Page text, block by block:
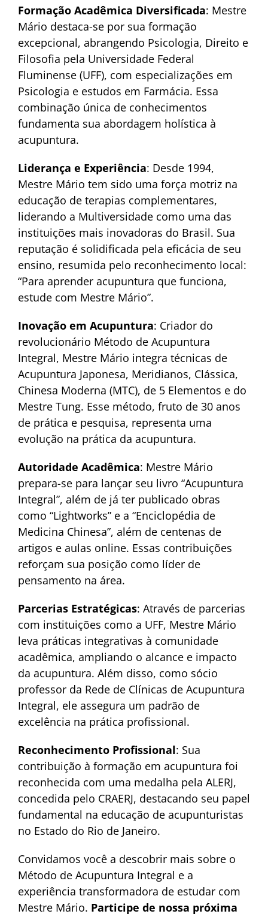
Formação Acadêmica Diversificada: Mestre
Mário destaca-se por sua formação
excepcional, abrangendo Psicologia, Direito e
Filosofia pela Universidade Federal
Fluminense (UFF), com especializações em
Psicologia e estudos em Farmácia. Essa
combinação única de conhecimentos
fundamenta sua abordagem holística à
acupuntura.
Liderança e Experiência: Desde 1994,
Mestre Mário tem sido uma força motriz na
educação de terapias complementares,
liderando a Multiversidade como uma das
instituições mais inovadoras do Brasil. Sua
reputação é solidificada pela eficácia de seu
ensino, resumida pelo reconhecimento local:
“Para aprender acupuntura que funciona,
estude com Mestre Mário”.
Inovação em Acupuntura: Criador do
revolucionário Método de Acupuntura
Integral, Mestre Mário integra técnicas de
Acupuntura Japonesa, Meridianos, Clássica,
Chinesa Moderna (MTC), de 5 Elementos e do
Mestre Tung. Esse método, fruto de 30 anos
de prática e pesquisa, representa uma
evolução na prática da acupuntura.
Autoridade Acadêmica: Mestre Mário
prepara-se para lançar seu livro “Acupuntura
Integral”, além de já ter publicado obras
como “Lightworks” e a “Enciclopédia de
Medicina Chinesa”, além de centenas de
artigos e aulas online. Essas contribuições
reforçam sua posição como líder de
pensamento na área.
Parcerias Estratégicas: Através de parcerias
com instituições como a UFF, Mestre Mário
leva práticas integrativas à comunidade
acadêmica, ampliando o alcance e impacto
da acupuntura. Além disso, como sócio
professor da Rede de Clínicas de Acupuntura
Integral, ele assegura um padrão de
excelência na prática profissional.
Reconhecimento Profissional: Sua
contribuição à formação em acupuntura foi
reconhecida com uma medalha pela ALERJ,
concedida pelo CRAERJ, destacando seu papel
fundamental na educação de acupunturistas
no Estado do Rio de Janeiro.
Convidamos você a descobrir mais sobre o
Método de Acupuntura Integral e a
experiência transformadora de estudar com
Mestre Mário. Participe de nossa próxima